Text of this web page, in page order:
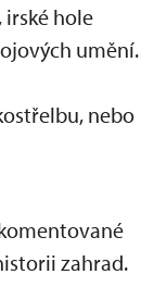
hole
umění.
nebo
zahrad.